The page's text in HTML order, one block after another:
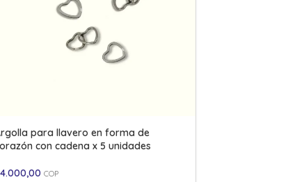
para llavero en forma de
con cadena x 5 unidades
4.000,00 COP